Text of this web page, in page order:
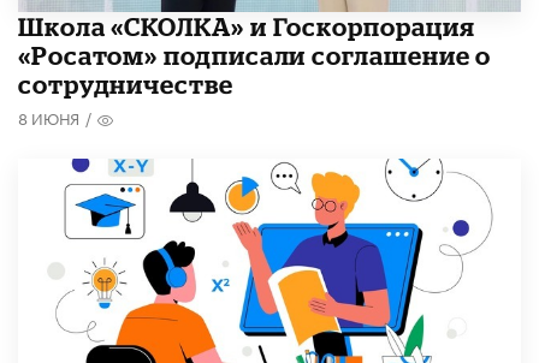
Школа «СКОЛКА» и Госкорпорация
«Росатом» подписали соглашение о
сотрудничестве
8 ИЮНЯ /